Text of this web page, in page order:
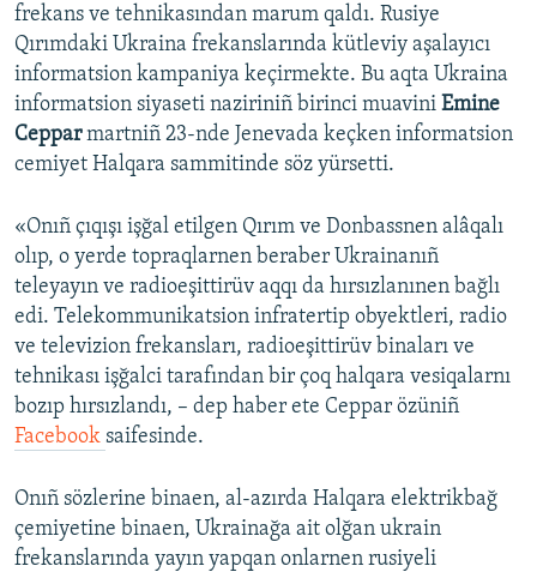
FİKİR
Русский
Українською
QOŞULIÑIZ!
RFE/RS bütün saytları
frekans ve tehnikasından marum qaldı. Rusiye
Qırımdaki Ukraina frekanslarında kütleviy aşalayıcı
informatsion kampaniya keçirmekte. Bu aqta Ukraina
informatsion siyaseti naziriniñ birinci muavini Emine
Cepparmartniñ 23-nde Jenevada keçken informatsion
cemiyet Halqara sammitinde söz yürsetti.
«Onıñ çıqışı işğal etilgen Qırım ve Donbassnen alâqalı
olıp, o yerde topraqlarnen beraber Ukrainanıñ
teleyayın ve radioeşittirüv aqqı da hırsızlanınen bağlı
edi. Telekommunikatsion infratertip obyektleri, radio
ve televizion frekansları, radioeşittirüv binaları ve
tehnikası işğalci tarafından bir çoq halqara vesiqalarnı
bozıp hırsızlandı, – dep haber ete Ceppar özüniñ
Facebook saifesinde.
Onıñ sözlerine binaen, al-azırda Halqara elektrikbağ
çemiyetine binaen, Ukrainağa ait olğan ukrain
frekanslarında yayın yapqan onlarnen rusiyeli